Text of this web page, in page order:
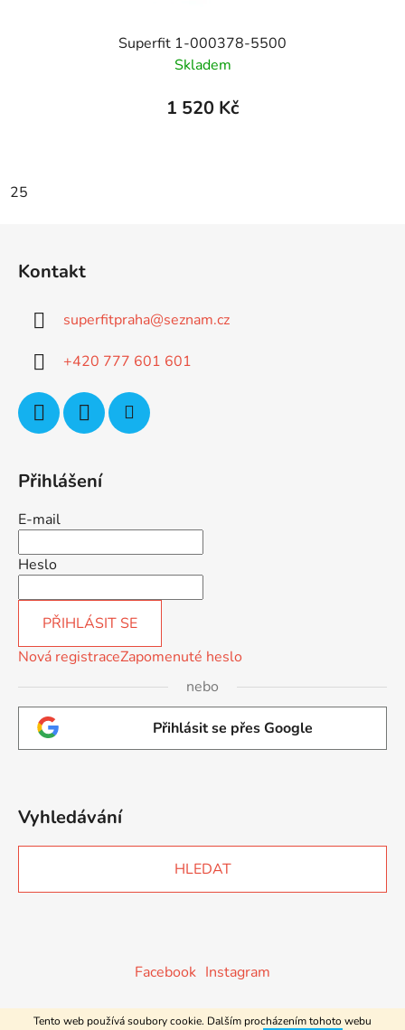
Tento web používá soubory cookie. Dalším procházením tohoto webu
Superfit 1-000378-5500
Skladem
1 520 Kč
25
Kontakt
superfitpraha@seznam.cz
+420 777 601 601
Přihlášení
E-mail
Heslo
PŘIHLÁSIT SE
Nová registraceZapomenuté heslo
nebo
Přihlásit se přes Google
Vyhledávání
HLEDAT
Facebook Instagram